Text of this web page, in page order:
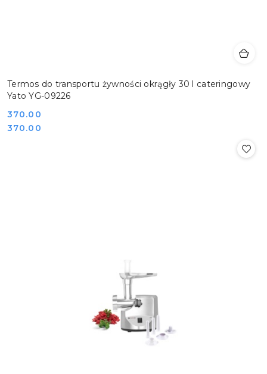
Termos do transportu żywności okrągły 30 l cateringowy
Yato YG-09226
Cena:
370.00
Cena:
370.00